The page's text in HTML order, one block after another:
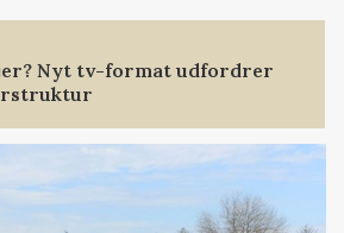
Nyt tv-format udfordrer